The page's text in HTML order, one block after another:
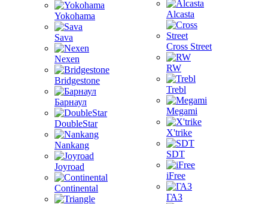
Yokohama
Sava
Nexen
Bridgestone
Барнаул
DoubleStar
Nankang
Joyroad
Continental
Alcasta
Cross Street
RW
Trebl
Megami
X'trike
SDT
iFree
ГАЗ